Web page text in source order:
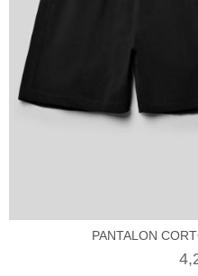
PANTALON